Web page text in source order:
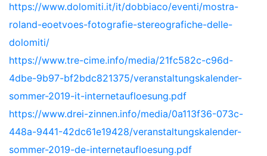
https://www.dolomiti.it/it/dobbiaco/eventi/mostra-
roland-eoetvoes-fotografie-stereografiche-delle-
dolomiti/
https://www.tre-cime.info/media/21fc582c-c96d-
4dbe-9b97-bf2bdc821375/veranstaltungskalender-
sommer-2019-it-internetaufloesung.pdf
https://www.drei-zinnen.info/media/0a113f36-073c-
448a-9441-42dc61e19428/veranstaltungskalender-
sommer-2019-de-internetaufloesung.pdf